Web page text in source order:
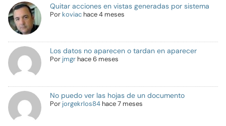
Quitar acciones en vistas generadas por sistema
Por koviac hace 4 meses
Los datos no aparecen o tardan en aparecer
Por jmgr hace 6 meses
No puedo ver las hojas de un documento
Por jorgekrlos84 hace 7 meses